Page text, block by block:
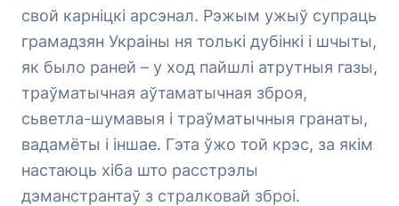
свой карніцкі арсэнал. Рэжым ужыў супраць
грамадзян Украіны ня толькі дубінкі і шчыты,
як было раней – у ход пайшлі атрутныя газы,
траўматычная аўтаматычная зброя,
сьветла-шумавыя і траўматычныя гранаты,
вадамёты і іншае. Гэта ўжо той крэс, за якім
настаюць хіба што расстрэлы
дэманстрантаў з стралковай зброі.